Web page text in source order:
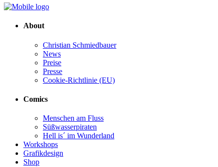
About
Christian Schmiedbauer
News
Preise
Presse
Cookie-Richtlinie (EU)
Comics
Menschen am Fluss
Süßwasserpiraten
Hell is´ im Wunderland
Workshops
Grafikdesign
Shop